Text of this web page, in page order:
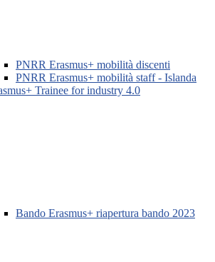
PNRR Erasmus+ mobilità discenti
PNRR Erasmus+ mobilità staff - Islanda
Trainee for industry 4.0
Bando Erasmus+ riapertura bando 2023